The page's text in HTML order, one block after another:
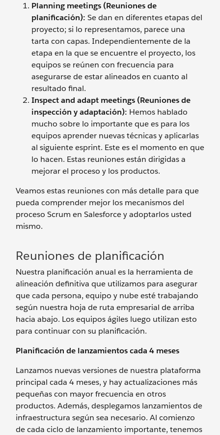
Planning meetings (Reuniones de
planificación): Se dan en diferentes etapas del
proyecto; si lo representamos, parece una
tarta con capas. Independientemente de la
etapa en la que se encuentre el proyecto, los
equipos se reúnen con frecuencia para
asegurarse de estar alineados en cuanto al
resultado final.
Inspect and adapt meetings (Reuniones de
inspección y adaptación): Hemos hablado
mucho sobre lo importante que es para los
equipos aprender nuevas técnicas y aplicarlas
al siguiente esprint. Este es el momento en que
lo hacen. Estas reuniones están dirigidas a
mejorar el proceso y los productos.
Veamos estas reuniones con más detalle para que
pueda comprender mejor los mecanismos del
proceso Scrum en Salesforce y adoptarlos usted
mismo.
Reuniones de planificación
Nuestra planificación anual es la herramienta de
alineación definitiva que utilizamos para asegurar
que cada persona, equipo y nube esté trabajando
según nuestra hoja de ruta empresarial de arriba
hacia abajo. Los equipos ágiles luego utilizan esto
para continuar con su planificación.
Planificación de lanzamientos cada 4 meses
Lanzamos nuevas versiones de nuestra plataforma
principal cada 4 meses, y hay actualizaciones más
pequeñas con mayor frecuencia en otros
productos. Además, desplegamos lanzamientos de
infraestructura según sea necesario. Al comienzo
de cada ciclo de lanzamiento importante, tenemos